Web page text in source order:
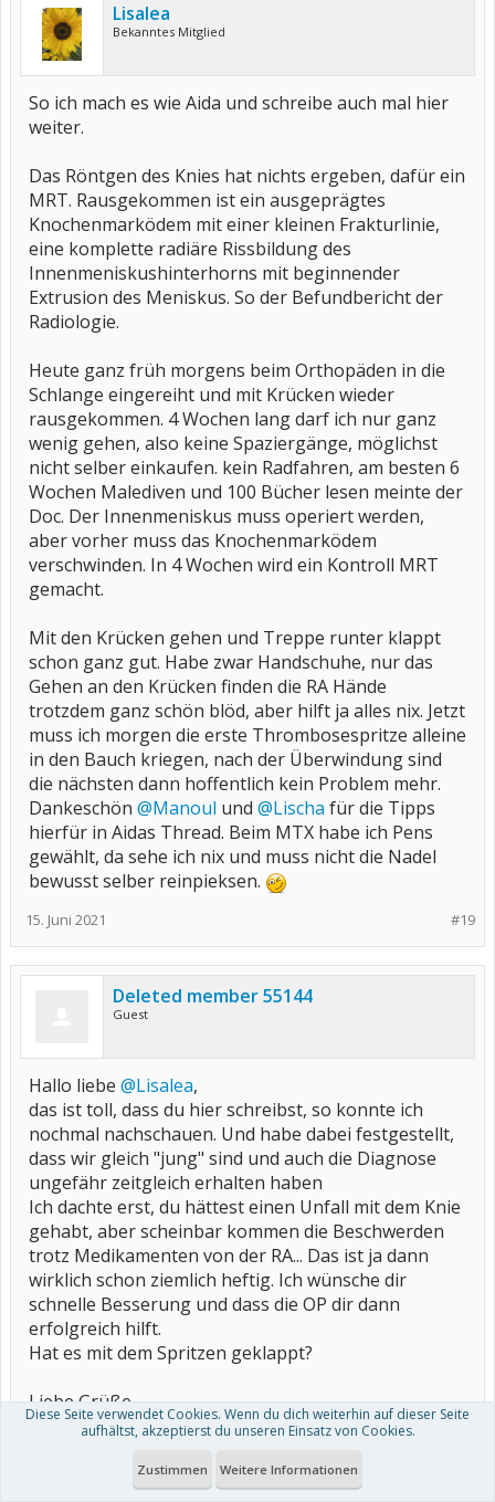
Lisalea
Bekanntes Mitglied
So ich mach es wie Aida und schreibe auch mal hier
weiter.
Das Röntgen des Knies hat nichts ergeben, dafür ein
MRT. Rausgekommen ist ein ausgeprägtes
Knochenmarködem mit einer kleinen Frakturlinie,
eine komplette radiäre Rissbildung des
Innenmeniskushinterhorns mit beginnender
Extrusion des Meniskus. So der Befundbericht der
Radiologie.
Heute ganz früh morgens beim Orthopäden in die
Schlange eingereiht und mit Krücken wieder
rausgekommen. 4 Wochen lang darf ich nur ganz
wenig gehen, also keine Spaziergänge, möglichst
nicht selber einkaufen. kein Radfahren, am besten 6
Wochen Malediven und 100 Bücher lesen meinte der
Doc. Der Innenmeniskus muss operiert werden,
aber vorher muss das Knochenmarködem
verschwinden. In 4 Wochen wird ein Kontroll MRT
gemacht.
Mit den Krücken gehen und Treppe runter klappt
schon ganz gut. Habe zwar Handschuhe, nur das
Gehen an den Krücken finden die RA Hände
trotzdem ganz schön blöd, aber hilft ja alles nix. Jetzt
muss ich morgen die erste Thrombosespritze alleine
in den Bauch kriegen, nach der Überwindung sind
die nächsten dann hoffentlich kein Problem mehr.
Dankeschön @Manoul und @Lischa für die Tipps
hierfür in Aidas Thread. Beim MTX habe ich Pens
gewählt, da sehe ich nix und muss nicht die Nadel
bewusst selber reinpieksen.
#19
15. Juni 2021
Deleted member 55144
Guest
Hallo liebe @Lisalea,
das ist toll, dass du hier schreibst, so konnte ich
nochmal nachschauen. Und habe dabei festgestellt,
dass wir gleich "jung" sind und auch die Diagnose
ungefähr zeitgleich erhalten haben
Ich dachte erst, du hättest einen Unfall mit dem Knie
gehabt, aber scheinbar kommen die Beschwerden
trotz Medikamenten von der RA... Das ist ja dann
wirklich schon ziemlich heftig. Ich wünsche dir
schnelle Besserung und dass die OP dir dann
erfolgreich hilft.
Hat es mit dem Spritzen geklappt?
Liebe Grüße
16. Juni 2021
Diese Seite verwendet Cookies. Wenn du dich weiterhin auf dieser Seite
aufhältst, akzeptierst du unseren Einsatz von Cookies.
Zustimmen Weitere Informationen